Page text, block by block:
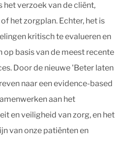
verzoek van de cliënt,
het zorgplan. Echter, het is
kritisch te evalueren en
op basis van de meest recente
Door de nieuwe 'Beter laten
naar een evidence-based
aan het
en veiligheid van zorg, en het
van onze patiënten en